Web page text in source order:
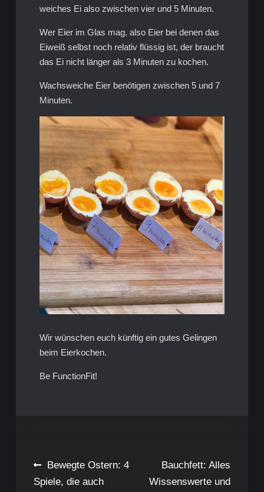
weiches Ei also zwischen vier und 5 Minuten.
Wer Eier im Glas mag, also Eier bei denen das
Eiweiß selbst noch relativ flüssig ist, der braucht
das Ei nicht länger als 3 Minuten zu kochen.
Wachsweiche Eier benötigen zwischen 5 und 7
Minuten.
Wir wünschen euch künftig ein gutes Gelingen
beim Eierkochen.
Be FunctionFit!
Beitragsnavigation
Bewegte Ostern: 4
Spiele, die auch
Bauchfett: Alles
Wissenswerte und